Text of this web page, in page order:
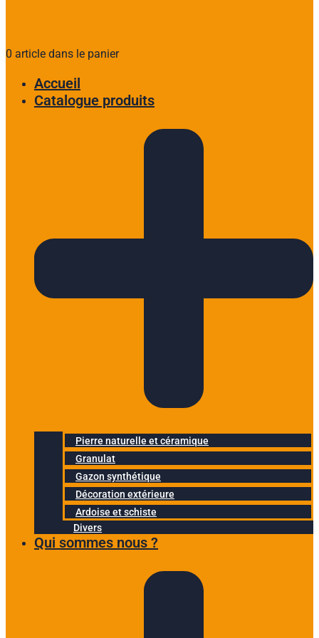
0 article dans le panier
Accueil
Catalogue produits
Pierre naturelle et céramique
Granulat
Gazon synthétique
Décoration extérieure
Ardoise et schiste
Divers
Qui sommes nous ?